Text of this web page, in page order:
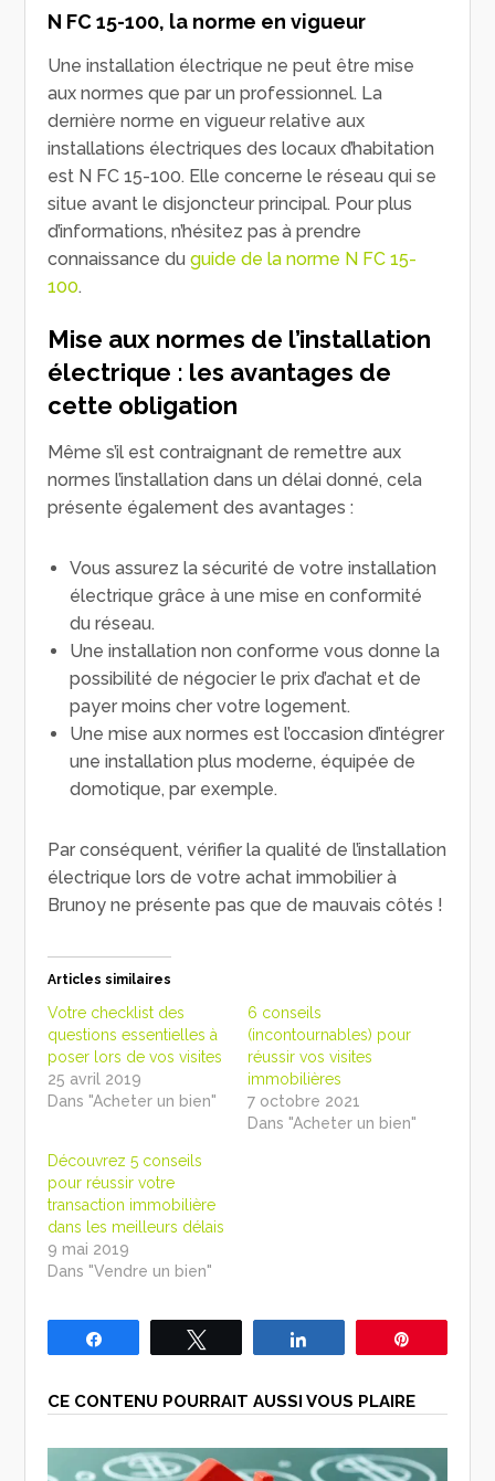
N FC 15-100, la norme en vigueur
Une installation électrique ne peut être mise
aux normes que par un professionnel. La
dernière norme en vigueur relative aux
installations électriques des locaux d’habitation
est N FC 15-100. Elle concerne le réseau qui se
situe avant le disjoncteur principal. Pour plus
d’informations, n’hésitez pas à prendre
connaissance duguide de la norme N FC 15-
100.
Mise aux normes de l’installation
électrique : les avantages de
cette obligation
Même s’il est contraignant de remettre aux
normes l’installation dans un délai donné, cela
présente également des avantages :
Vous assurez la sécurité de votre installation
électrique grâce à une mise en conformité
du réseau.
Une installation non conforme vous donne la
possibilité de négocier le prix d’achat et de
payer moins cher votre logement.
Une mise aux normes est l’occasion d’intégrer
une installation plus moderne, équipée de
domotique, par exemple.
Par conséquent, vérifier la qualité de l’installation
électrique lors de votre achat immobilier à
Brunoy ne présente pas que de mauvais côtés !
Articles similaires
Votre checklist des
questions essentielles à
poser lors de vos visites
25 avril 2019
Dans "Acheter un bien"
6 conseils
(incontournables) pour
réussir vos visites
immobilières
7 octobre 2021
Dans "Acheter un bien"
Découvrez 5 conseils
pour réussir votre
transaction immobilière
dans les meilleurs délais
9 mai 2019
Dans "Vendre un bien"
CE CONTENU POURRAIT AUSSI VOUS PLAIRE